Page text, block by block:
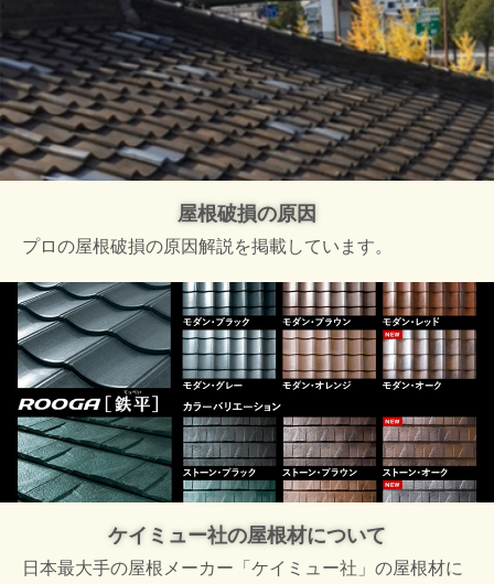
屋根破損の原因
プロの屋根破損の原因解説を掲載しています。
ケイミュー社の屋根材について
日本最大手の屋根メーカー「ケイミュー社」の屋根材に